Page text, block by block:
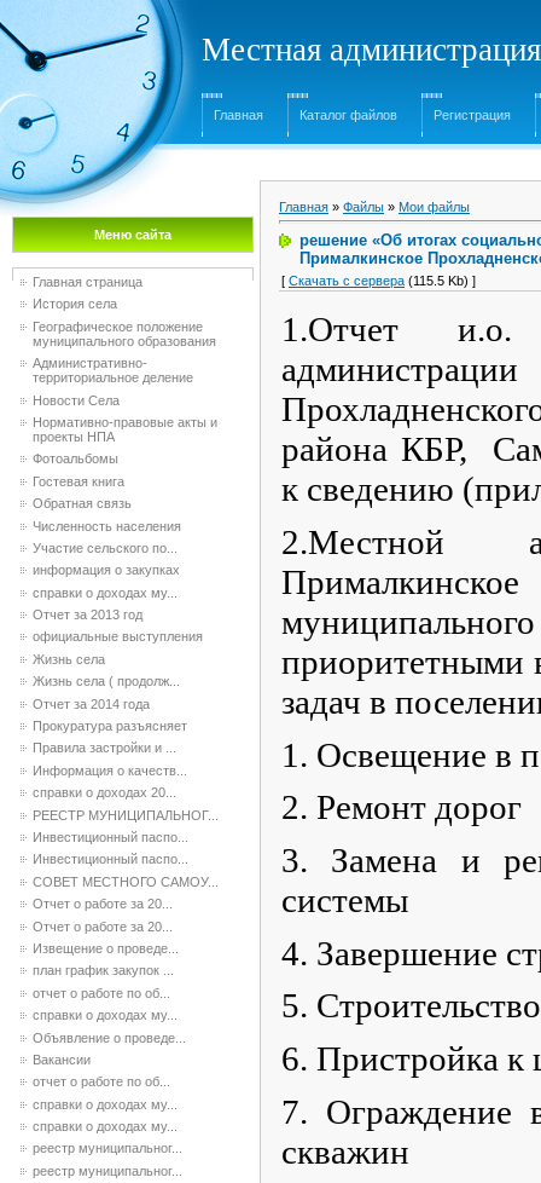
Местная
Главная Каталог файлов Регистрация
Меню сайта
Главная страница
История села
Географическое положение
муниципального образования
Административно-
территориальное деление
Новости Села
Нормативно-правовые акты и
проекты НПА
Фотоальбомы
Гостевая книга
Обратная связь
Численность населения
Участие сельского по...
информация о закупках
справки о доходах му...
Отчет за 2013 год
официальные выступления
Жизнь села
Жизнь села ( продолж...
Отчет за 2014 года
Прокуратура разъясняет
Правила застройки и ...
Информация о качеств...
справки о доходах 20...
РЕЕСТР МУНИЦИПАЛЬНОГ...
Инвестиционный паспо...
Инвестиционный паспо...
СОВЕТ МЕСТНОГО САМОУ...
Отчет о работе за 20...
Отчет о работе за 20...
Извещение о проведе...
план график закупок ...
отчет о работе по об...
справки о доходах му...
Объявление о проведе...
Вакансии
отчет о работе по об...
справки о доходах му...
справки о доходах му...
реестр муниципальног...
реестр муниципальног...
Главная » Файлы » Мои файлы
решение «Об итогах
Прималкинское
[ Скачать с сервера (115.5 Kb) ]
1.Отчет
района КБР,
к сведению
2.Местной
приоритетными
задач в
1. Освещение в
2. Ремонт дорог
3. Замена и
системы
4. Завершение
5.
6. Пристройка к
7. Ограждение
скважин